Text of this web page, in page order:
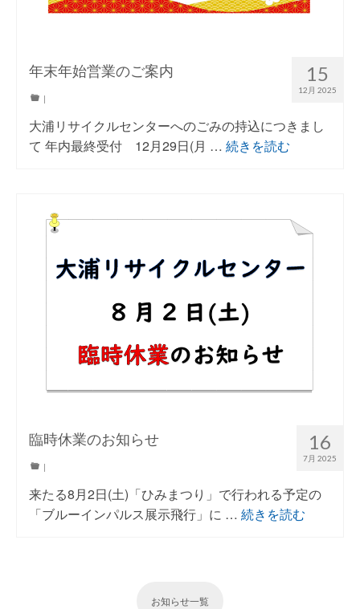
15
12月 2025
年末年始営業のご案内
|
大浦リサイクルセンターへのごみの持込につきまし
て 年内最終受付 12月29日(月 … 続きを読む
16
7月 2025
臨時休業のお知らせ
|
来たる8月2日(土)「ひみまつり」で行われる予定の
「ブルーインパルス展示飛行」に … 続きを読む
お知らせ一覧